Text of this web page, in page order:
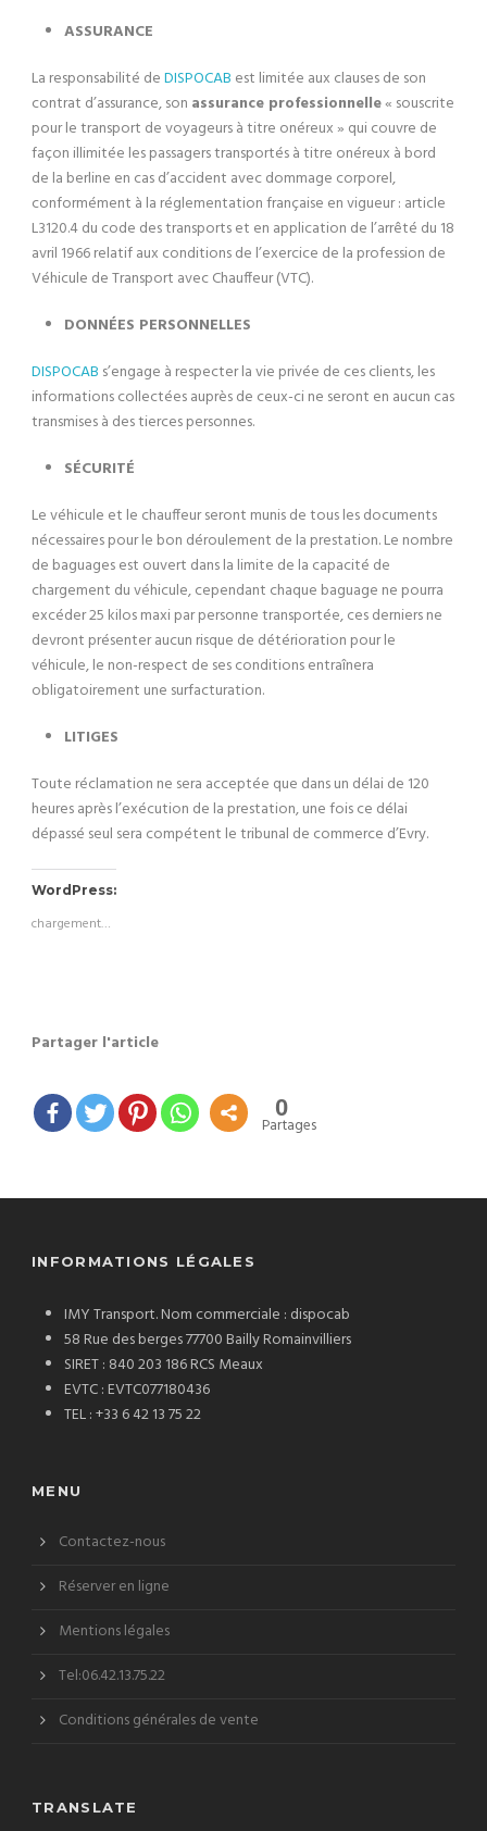
ASSURANCE
La responsabilité deDISPOCAB est limitée aux clauses de son
contrat d’assurance, son assurance professionnelle« souscrite
pour le transport de voyageurs à titre onéreux » qui couvre de
façon illimitée les passagers transportés à titre onéreux à bord
de la berline en cas d’accident avec dommage corporel,
conformément à la réglementation française en vigueur : article
L3120.4 du code des transports et en application de l’arrêté du 18
avril 1966 relatif aux conditions de l’exercice de la profession de
Véhicule de Transport avec Chauffeur (VTC).
DONNÉES PERSONNELLES
DISPOCAB s’engage à respecter la vie privée de ces clients, les
informations collectées auprès de ceux-ci ne seront en aucun cas
transmises à des tierces personnes.
SÉCURITÉ
Le véhicule et le chauffeur seront munis de tous les documents
nécessaires pour le bon déroulement de la prestation. Le nombre
de baguages est ouvert dans la limite de la capacité de
chargement du véhicule, cependant chaque baguage ne pourra
excéder 25 kilos maxi par personne transportée, ces derniers ne
devront présenter aucun risque de détérioration pour le
véhicule, le non-respect de ses conditions entraînera
obligatoirement une surfacturation.
LITIGES
Toute réclamation ne sera acceptée que dans un délai de 120
heures après l’exécution de la prestation, une fois ce délai
dépassé seul sera compétent le tribunal de commerce d’Evry.
WordPress:
chargement…
Partager l'article
0
Partages
INFORMATIONS LÉGALES
IMY Transport. Nom commerciale : dispocab
58 Rue des berges 77700 Bailly Romainvilliers
SIRET : 840 203 186 RCS Meaux
EVTC : EVTC077180436
TEL : +33 6 42 13 75 22
MENU
Contactez-nous
Réserver en ligne
Mentions légales
Tel:06.42.13.75.22
Conditions générales de vente
TRANSLATE